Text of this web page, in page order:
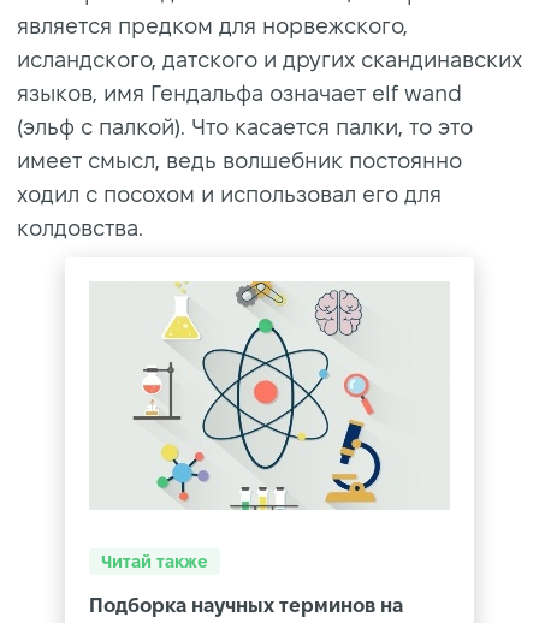
является предком для норвежского,
исландского, датского и других скандинавских
языков, имя Гендальфа означает elf wand
(эльф с палкой). Что касается палки, то это
имеет смысл, ведь волшебник постоянно
ходил с посохом и использовал его для
колдовства.
Читай также
Подборка научных терминов на